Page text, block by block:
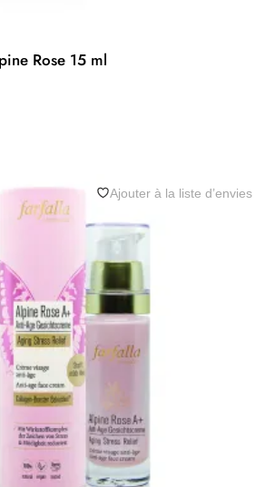
Rose 15 ml
Ajouter à la liste d’envies